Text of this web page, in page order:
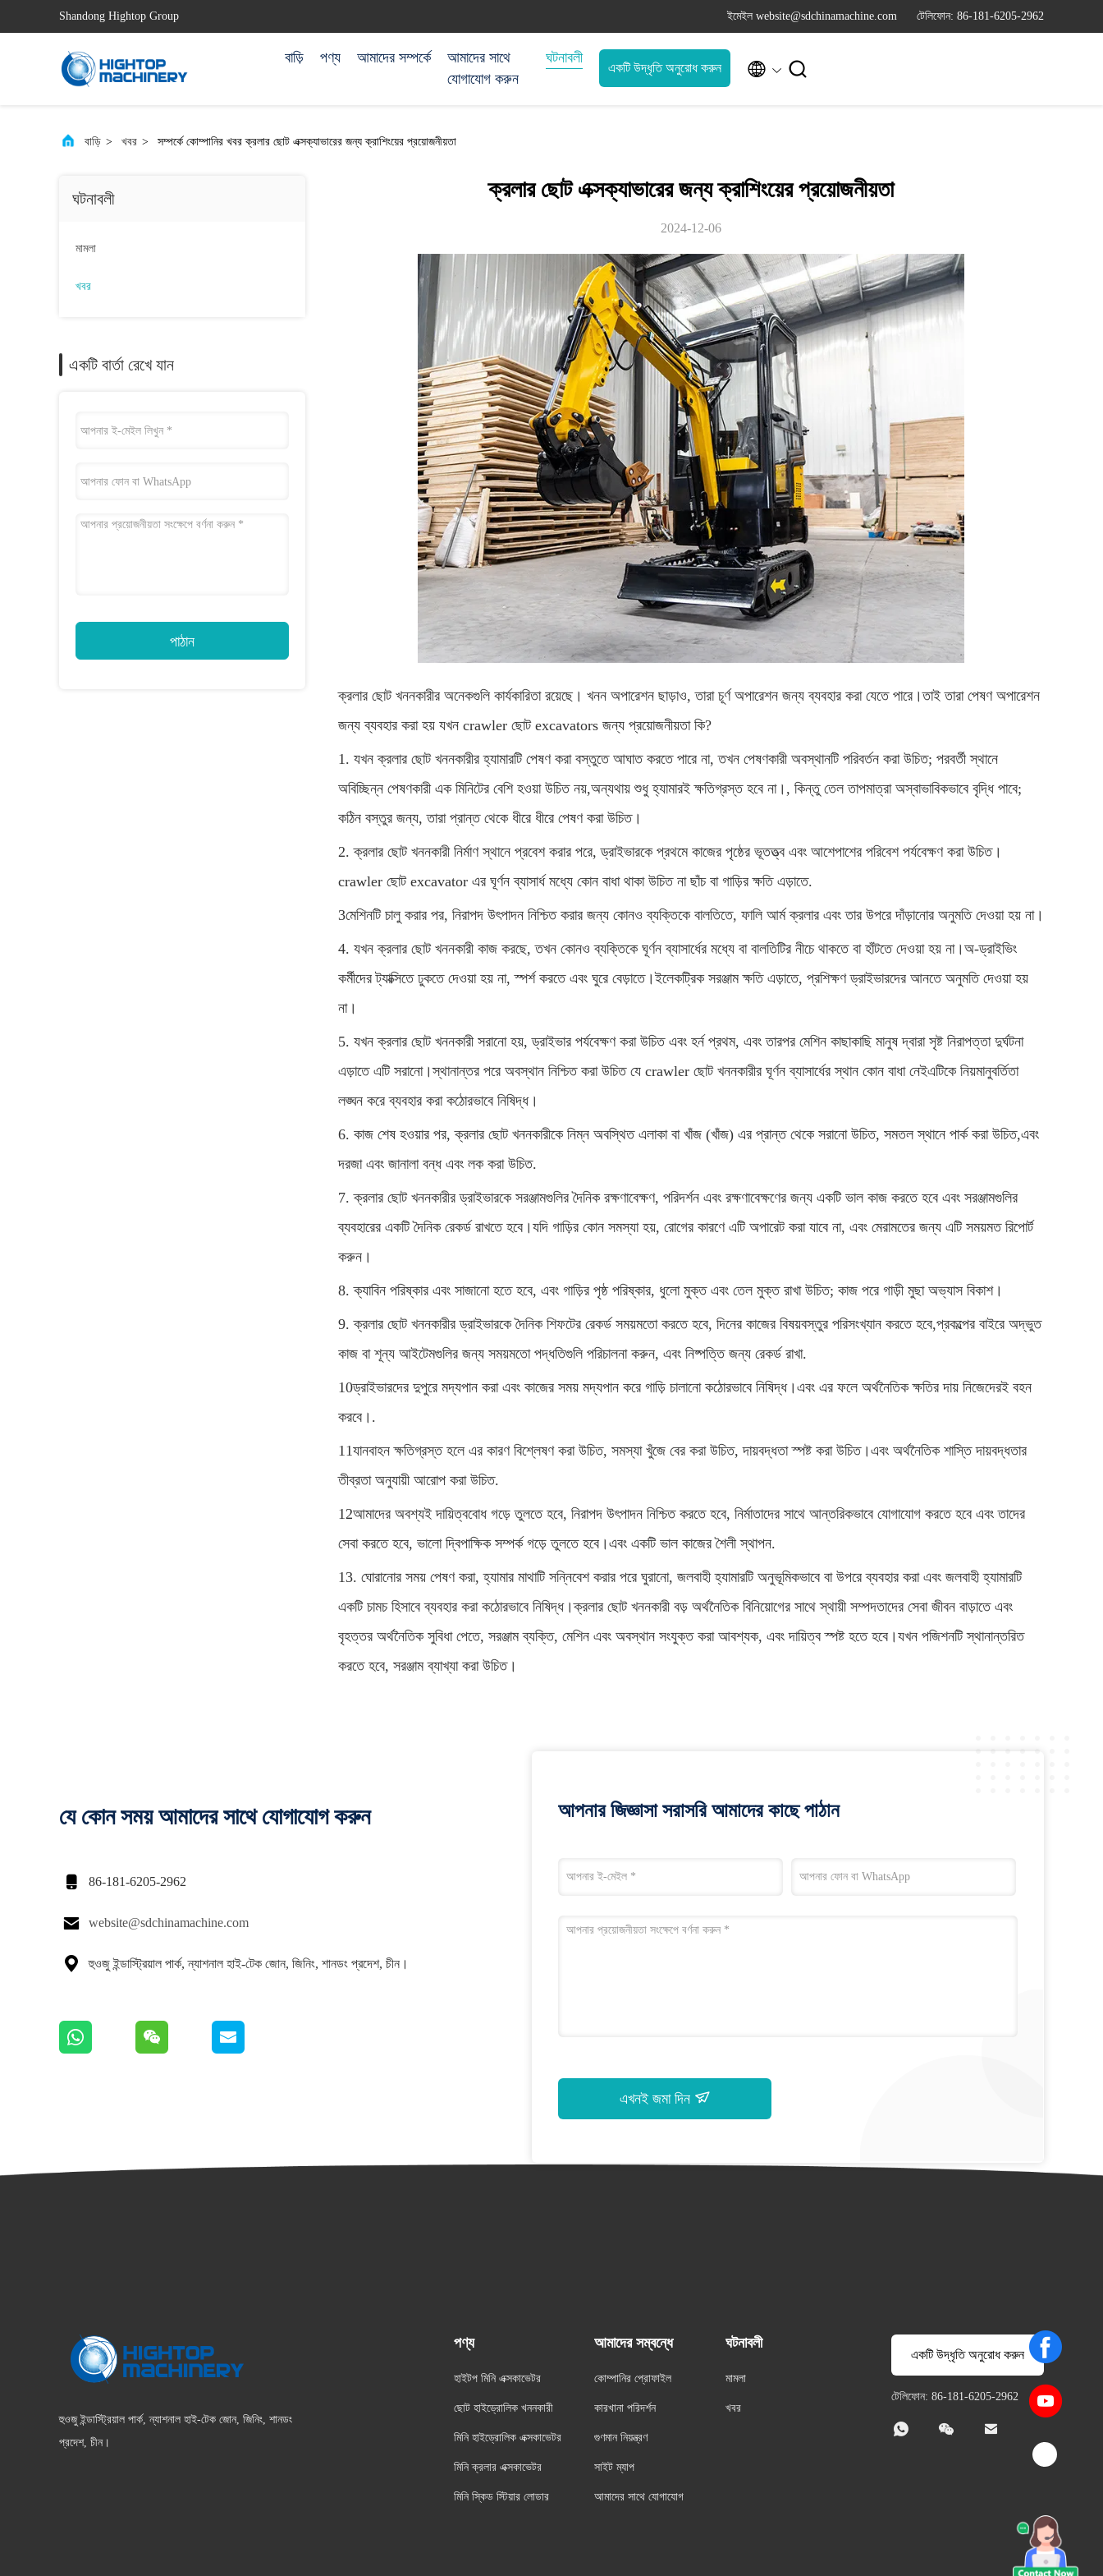
Shandong Hightop Group ইমেইল website@sdchinamachine.com টেলিফোন: 86-181-6205-2962
বাড়ি পণ্য আমাদের সম্পর্কে
আমাদের সাথে
যোগাযোগ করুন
ঘটনাবলী
একটি উদ্ধৃতি অনুরোধ করুন  
বাড়ি > খবর > সম্পর্কে কোম্পানির খবর ক্রলার ছোট এক্সক্যাভারের জন্য ক্রাশিংয়ের প্রয়োজনীয়তা
ঘটনাবলী
মামলা
খবর
একটি বার্তা রেখে যান
পাঠান
ক্রলার ছোট এক্সক্যাভারের জন্য ক্রাশিংয়ের প্রয়োজনীয়তা
2024-12-06
ক্রলার ছোট খননকারীর অনেকগুলি কার্যকারিতা রয়েছে। খনন অপারেশন ছাড়াও, তারা চূর্ণ অপারেশন জন্য ব্যবহার করা যেতে পারে।তাই তারা পেষণ অপারেশন
জন্য ব্যবহার করা হয় যখন crawler ছোট excavators জন্য প্রয়োজনীয়তা কি?
1. যখন ক্রলার ছোট খননকারীর হ্যামারটি পেষণ করা বস্তুতে আঘাত করতে পারে না, তখন পেষণকারী অবস্থানটি পরিবর্তন করা উচিত; পরবর্তী স্থানে
অবিচ্ছিন্ন পেষণকারী এক মিনিটের বেশি হওয়া উচিত নয়,অন্যথায় শুধু হ্যামারই ক্ষতিগ্রস্ত হবে না।, কিন্তু তেল তাপমাত্রা অস্বাভাবিকভাবে বৃদ্ধি পাবে;
কঠিন বস্তুর জন্য, তারা প্রান্ত থেকে ধীরে ধীরে পেষণ করা উচিত।
2. ক্রলার ছোট খননকারী নির্মাণ স্থানে প্রবেশ করার পরে, ড্রাইভারকে প্রথমে কাজের পৃষ্ঠের ভূতত্ত্ব এবং আশেপাশের পরিবেশ পর্যবেক্ষণ করা উচিত।
crawler ছোট excavator এর ঘূর্ণন ব্যাসার্ধ মধ্যে কোন বাধা থাকা উচিত না ছাঁচ বা গাড়ির ক্ষতি এড়াতে.
3মেশিনটি চালু করার পর, নিরাপদ উৎপাদন নিশ্চিত করার জন্য কোনও ব্যক্তিকে বালতিতে, ফালি আর্ম ক্রলার এবং তার উপরে দাঁড়ানোর অনুমতি দেওয়া হয় না।
4. যখন ক্রলার ছোট খননকারী কাজ করছে, তখন কোনও ব্যক্তিকে ঘূর্ণন ব্যাসার্ধের মধ্যে বা বালতিটির নীচে থাকতে বা হাঁটতে দেওয়া হয় না।অ-ড্রাইভিং
কর্মীদের ট্যাক্সিতে ঢুকতে দেওয়া হয় না, স্পর্শ করতে এবং ঘুরে বেড়াতে।ইলেকট্রিক সরঞ্জাম ক্ষতি এড়াতে, প্রশিক্ষণ ড্রাইভারদের আনতে অনুমতি দেওয়া হয়
না।
5. যখন ক্রলার ছোট খননকারী সরানো হয়, ড্রাইভার পর্যবেক্ষণ করা উচিত এবং হর্ন প্রথম, এবং তারপর মেশিন কাছাকাছি মানুষ দ্বারা সৃষ্ট নিরাপত্তা দুর্ঘটনা
এড়াতে এটি সরানো।স্থানান্তর পরে অবস্থান নিশ্চিত করা উচিত যে crawler ছোট খননকারীর ঘূর্ণন ব্যাসার্ধের স্থান কোন বাধা নেইএটিকে নিয়মানুবর্তিতা
লঙ্ঘন করে ব্যবহার করা কঠোরভাবে নিষিদ্ধ।
6. কাজ শেষ হওয়ার পর, ক্রলার ছোট খননকারীকে নিম্ন অবস্থিত এলাকা বা খাঁজ (খাঁজ) এর প্রান্ত থেকে সরানো উচিত, সমতল স্থানে পার্ক করা উচিত,এবং
দরজা এবং জানালা বন্ধ এবং লক করা উচিত.
7. ক্রলার ছোট খননকারীর ড্রাইভারকে সরঞ্জামগুলির দৈনিক রক্ষণাবেক্ষণ, পরিদর্শন এবং রক্ষণাবেক্ষণের জন্য একটি ভাল কাজ করতে হবে এবং সরঞ্জামগুলির
ব্যবহারের একটি দৈনিক রেকর্ড রাখতে হবে।যদি গাড়ির কোন সমস্যা হয়, রোগের কারণে এটি অপারেট করা যাবে না, এবং মেরামতের জন্য এটি সময়মত রিপোর্ট
করুন।
8. ক্যাবিন পরিষ্কার এবং সাজানো হতে হবে, এবং গাড়ির পৃষ্ঠ পরিষ্কার, ধুলো মুক্ত এবং তেল মুক্ত রাখা উচিত; কাজ পরে গাড়ী মুছা অভ্যাস বিকাশ।
9. ক্রলার ছোট খননকারীর ড্রাইভারকে দৈনিক শিফটের রেকর্ড সময়মতো করতে হবে, দিনের কাজের বিষয়বস্তুর পরিসংখ্যান করতে হবে,প্রকল্পের বাইরে অদ্ভুত
কাজ বা শূন্য আইটেমগুলির জন্য সময়মতো পদ্ধতিগুলি পরিচালনা করুন, এবং নিষ্পত্তি জন্য রেকর্ড রাখা.
10ড্রাইভারদের দুপুরে মদ্যপান করা এবং কাজের সময় মদ্যপান করে গাড়ি চালানো কঠোরভাবে নিষিদ্ধ।এবং এর ফলে অর্থনৈতিক ক্ষতির দায় নিজেদেরই বহন
করবে।.
11যানবাহন ক্ষতিগ্রস্ত হলে এর কারণ বিশ্লেষণ করা উচিত, সমস্যা খুঁজে বের করা উচিত, দায়বদ্ধতা স্পষ্ট করা উচিত।এবং অর্থনৈতিক শাস্তি দায়বদ্ধতার
তীব্রতা অনুযায়ী আরোপ করা উচিত.
12আমাদের অবশ্যই দায়িত্ববোধ গড়ে তুলতে হবে, নিরাপদ উৎপাদন নিশ্চিত করতে হবে, নির্মাতাদের সাথে আন্তরিকভাবে যোগাযোগ করতে হবে এবং তাদের
সেবা করতে হবে, ভালো দ্বিপাক্ষিক সম্পর্ক গড়ে তুলতে হবে।এবং একটি ভাল কাজের শৈলী স্থাপন.
13. ঘোরানোর সময় পেষণ করা, হ্যামার মাথাটি সন্নিবেশ করার পরে ঘুরানো, জলবাহী হ্যামারটি অনুভূমিকভাবে বা উপরে ব্যবহার করা এবং জলবাহী হ্যামারটি
একটি চামচ হিসাবে ব্যবহার করা কঠোরভাবে নিষিদ্ধ।ক্রলার ছোট খননকারী বড় অর্থনৈতিক বিনিয়োগের সাথে স্থায়ী সম্পদতাদের সেবা জীবন বাড়াতে এবং
বৃহত্তর অর্থনৈতিক সুবিধা পেতে, সরঞ্জাম ব্যক্তি, মেশিন এবং অবস্থান সংযুক্ত করা আবশ্যক, এবং দায়িত্ব স্পষ্ট হতে হবে।যখন পজিশনটি স্থানান্তরিত
করতে হবে, সরঞ্জাম ব্যাখ্যা করা উচিত।
যে কোন সময় আমাদের সাথে যোগাযোগ করুন
 86-181-6205-2962
 website@sdchinamachine.com
 হুওজু ইন্ডাস্ট্রিয়াল পার্ক, ন্যাশনাল হাই-টেক জোন, জিনিং, শানডং প্রদেশ, চীন।
আপনার জিজ্ঞাসা সরাসরি আমাদের কাছে পাঠান
এখনই জমা দিন
হুওজু ইন্ডাস্ট্রিয়াল পার্ক, ন্যাশনাল হাই-টেক জোন, জিনিং, শানডং
প্রদেশ, চীন।
পণ্য
হাইটপ মিনি এক্সকাভেটর
ছোট হাইড্রোলিক খননকারী
মিনি হাইড্রোলিক এক্সকাভেটর
মিনি ক্রলার এক্সকাভেটর
মিনি স্কিড স্টিয়ার লোডার
আমাদের সম্বন্ধে
কোম্পানির প্রোফাইল
কারখানা পরিদর্শন
গুণমান নিয়ন্ত্রণ
সাইট ম্যাপ
আমাদের সাথে যোগাযোগ
ঘটনাবলী
মামলা
খবর
একটি উদ্ধৃতি অনুরোধ করুন
টেলিফোন: 86-181-6205-2962
  